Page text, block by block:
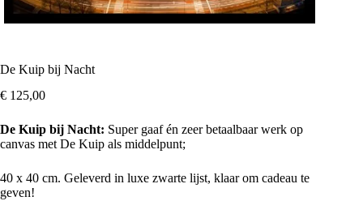
De Kuip bij Nacht
€ 125,00
De Kuip bij Nacht: Super gaaf én zeer betaalbaar werk op
canvas met De Kuip als middelpunt;
40 x 40 cm. Geleverd in luxe zwarte lijst, klaar om cadeau te
geven!